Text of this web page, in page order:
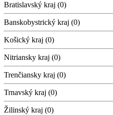
Bratislavský kraj (0)
Banskobystrický kraj (0)
Košický kraj (0)
Nitriansky kraj (0)
Trenčiansky kraj (0)
Trnavský kraj (0)
Žilinský kraj (0)